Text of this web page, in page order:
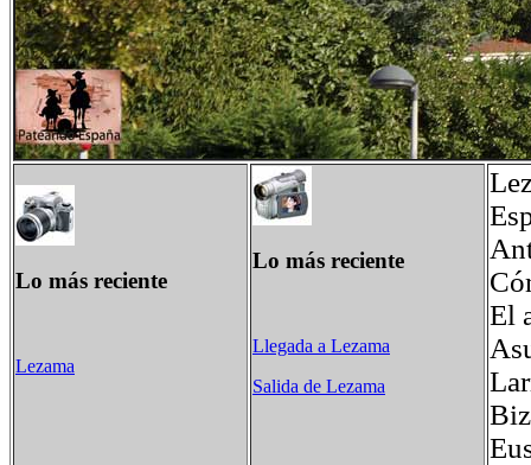
Lo más reciente
Lezama
Lo más reciente
Llegada a Lezama
Salida de Lezama
El